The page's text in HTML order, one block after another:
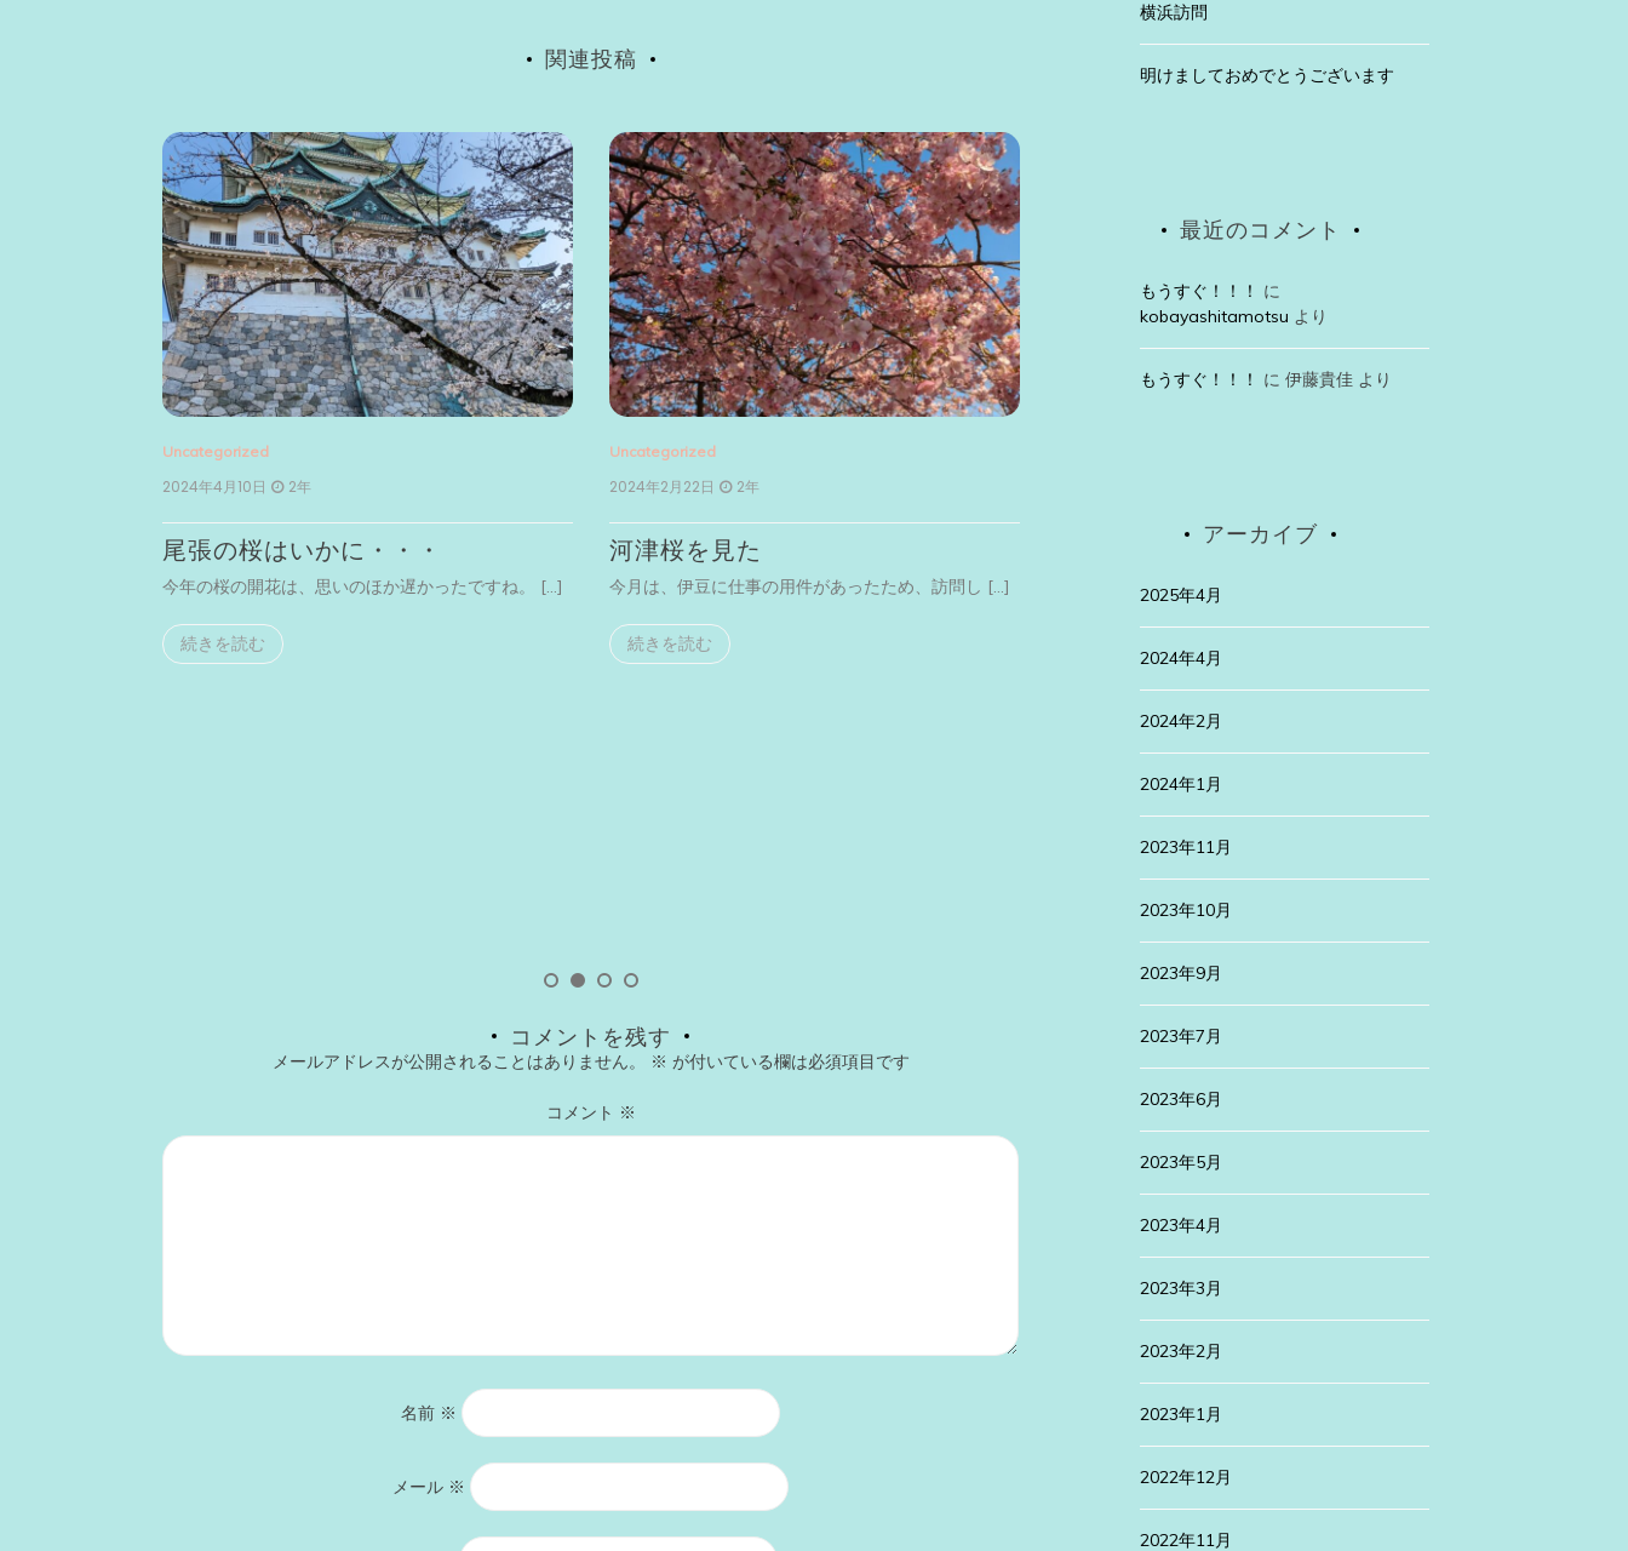
関連投稿
Uncategorized
2024年4月10日 2年
尾張の桜はいかに・・・
今年の桜の開花は、思いのほか遅かったですね。 […]
続きを読む
Uncategorized
2024年2月22日 2年
河津桜を見た
今月は、伊豆に仕事の用件があったため、訪問し […]
続きを読む
Uncategorized
2024年1月29日 3年
横浜訪問
今月は、新旧が融合した美しい町、横浜を仕事の […]
続きを読む
コメントを残す
メールアドレスが公開されることはありません。 ※ が付いている欄は必須項目です
コメント ※
名前 ※
メール ※
横浜訪問
明けましておめでとうございます
最近のコメント
もうすぐ！！！
に
kobayashitamotsu より
もうすぐ！！！ に伊藤貴佳 より
アーカイブ
2025年4月
2024年4月
2024年2月
2024年1月
2023年11月
2023年10月
2023年9月
2023年7月
2023年6月
2023年5月
2023年4月
2023年3月
2023年2月
2023年1月
2022年12月
2022年11月